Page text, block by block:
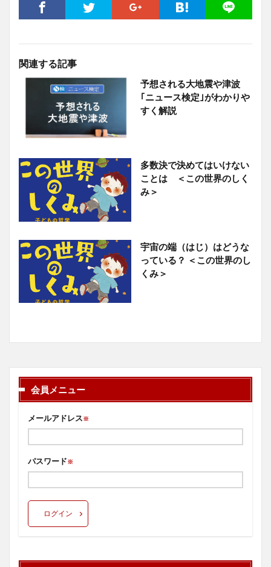
関連する記事
予想される大地震や津波
｢ニュース検定｣がわかりや
すく解説
多数決で決めてはいけない
ことは ＜この世界のしく
み＞
宇宙の端（はじ）はどうな
っている？ ＜この世界のし
くみ＞
会員メニュー
メールアドレス※
パスワード※
ログイン